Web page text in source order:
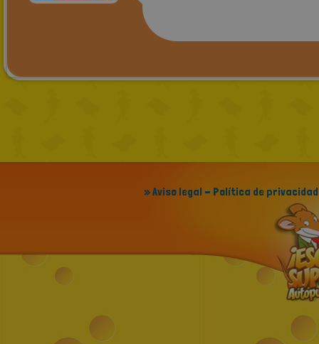
» Aviso legal - Política de privacidad